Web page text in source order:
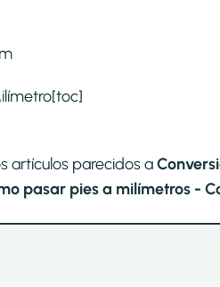
[toc]
artículos parecidos a
pasar pies a milímetros -